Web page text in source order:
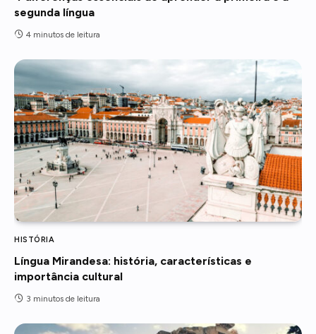
segunda língua
4 minutos de leitura
HISTÓRIA
Língua Mirandesa: história, características e
importância cultural
3 minutos de leitura